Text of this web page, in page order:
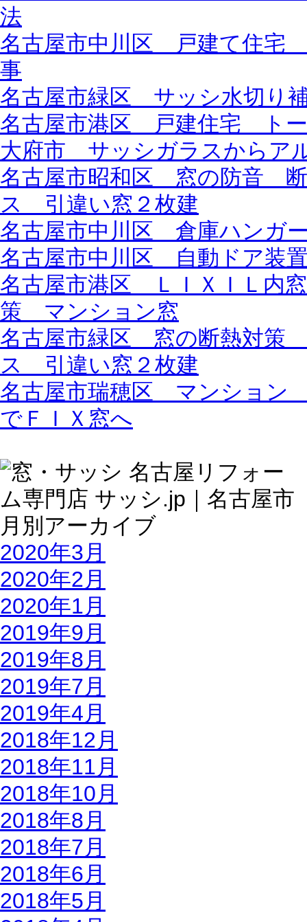
法
名古屋市中川区 戸建て住宅
事
名古屋市緑区 サッシ水切り
名古屋市港区 戸建住宅 ト
大府市 サッシガラスからア
名古屋市昭和区 窓の防音
ス 引違い窓２枚建
名古屋市中川区 倉庫ハンガ
名古屋市中川区 自動ドア装
名古屋市港区 ＬＩＸＩＬ内
策 マンション窓
名古屋市緑区 窓の断熱対策
ス 引違い窓２枚建
名古屋市瑞穂区 マンション
でＦＩＸ窓へ
2020年3月
2020年2月
2020年1月
2019年9月
2019年8月
2019年7月
2019年4月
2018年12月
2018年11月
2018年10月
2018年8月
2018年7月
2018年6月
2018年5月